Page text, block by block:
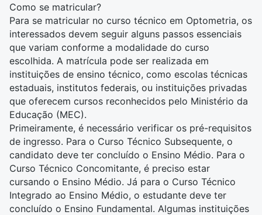
Como se matricular?
Para se matricular no curso técnico em Optometria, os
interessados devem seguir alguns passos essenciais
que variam conforme a modalidade do curso
escolhida. A matrícula pode ser realizada em
instituições de ensino técnico, como escolas técnicas
estaduais, institutos federais, ou instituições privadas
que oferecem cursos reconhecidos pelo Ministério da
Educação (MEC).
Primeiramente, é necessário verificar os pré-requisitos
de ingresso. Para o Curso Técnico Subsequente, o
candidato deve ter concluído o Ensino Médio. Para o
Curso Técnico Concomitante, é preciso estar
cursando o Ensino Médio. Já para o Curso Técnico
Integrado ao Ensino Médio, o estudante deve ter
concluído o Ensino Fundamental. Algumas instituições